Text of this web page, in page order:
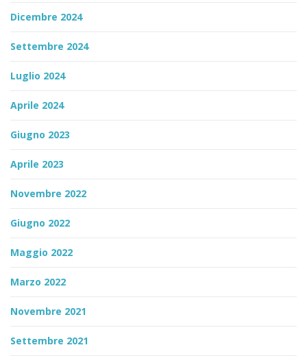
Dicembre 2024
Settembre 2024
Luglio 2024
Aprile 2024
Giugno 2023
Aprile 2023
Novembre 2022
Giugno 2022
Maggio 2022
Marzo 2022
Novembre 2021
Settembre 2021